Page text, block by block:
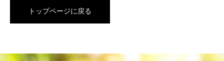
トップページに戻る